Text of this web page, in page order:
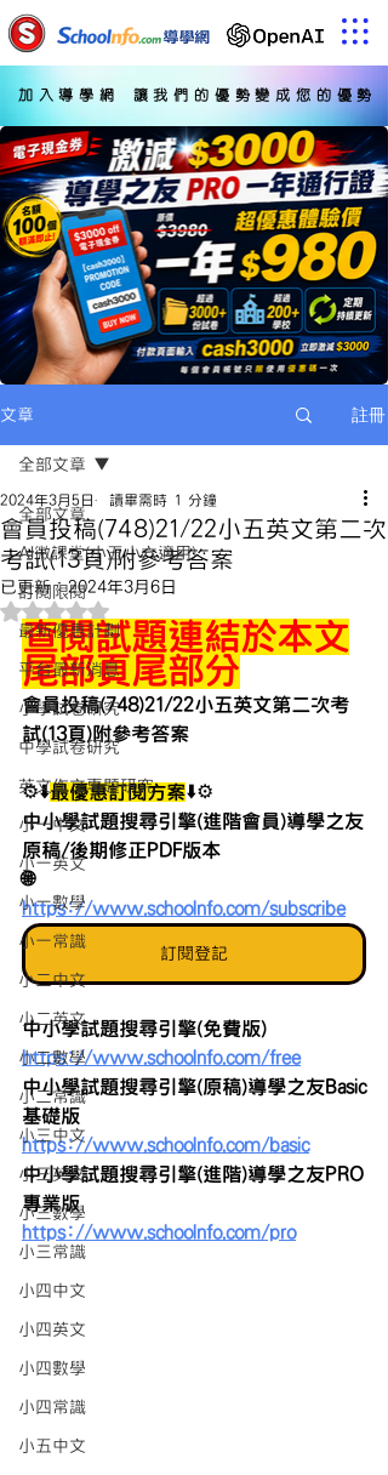
加入導學網 讓我們的優勢變成您的優勢
文章 註冊
全部文章
AI微課堂(小五小六適用)
訂閱限閱
最新優惠計劃
平台最新消息
小學試卷研究
中學試卷研究
英文作文專題研究
小一中文
小一英文
小一數學
小一常識
小二中文
小二英文
小二數學
小二常識
小三中文
小三英文
小三數學
小三常識
小四中文
小四英文
小四數學
小四常識
小五中文
全部文章
會員投稿(748)21/22小五英文第二次
考試(13頁)附參考答案
2024年3月5日 讀畢需時 1 分鐘
已更新：2024年3月6日
評等為 NaN（最高為 5 顆星）。
查閱試題連結於本文
尾部頁尾部分
會員投稿(748)21/22小五英文第二次考
試(13頁)附參考答案
⚙️⬇️最優惠訂閱方案⬇️⚙️
中小學試題搜尋引擎(進階會員)導學之友
原稿/後期修正PDF版本
🌐
https://www.schoolnfo.com/subscribe
訂閱登記
中小學試題搜尋引擎(免費版)
https://www.schoolnfo.com/free
中小學試題搜尋引擎(原稿)導學之友Basic
基礎版
https://www.schoolnfo.com/basic
中小學試題搜尋引擎(進階)導學之友PRO
專業版
https://www.schoolnfo.com/pro